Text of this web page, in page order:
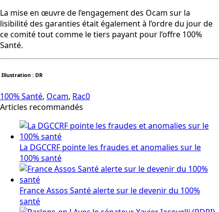
La mise en œuvre de l’engagement des Ocam sur la
lisibilité des garanties était également à l’ordre du jour de
ce comité tout comme le tiers payant pour l’offre 100%
Santé.
Illustration : DR
100% Santé, Ocam, Rac0
Articles recommandés
La DGCCRF pointe les fraudes et anomalies sur le
100% santé
France Assos Santé alerte sur le devenir du 100%
santé